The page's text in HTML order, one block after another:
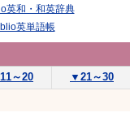
英和・和英辞典
英単語帳
11～20 ▼ 21～30